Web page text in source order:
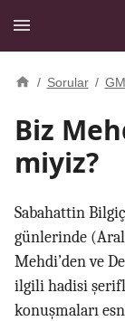
/ Sorular /
Biz
miyiz?
Sabahattin
günlerinde
Mehdi’den ve
ilgili hadisi
konuşmaları